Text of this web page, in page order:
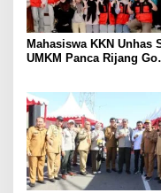
Mahasiswa KKN Unhas
UMKM Panca Rijang Go